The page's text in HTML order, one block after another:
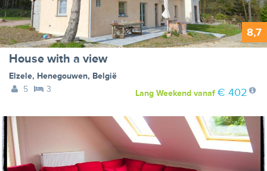
8,7
House with a view
Elzele, Henegouwen, België
5
3 Lang Weekendvanaf € 402